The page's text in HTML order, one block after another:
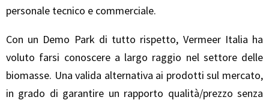
personale tecnico e commerciale.
Con un Demo Park di tutto rispetto, Vermeer Italia ha
voluto farsi conoscere a largo raggio nel settore delle
biomasse. Una valida alternativa ai prodotti sul mercato,
in grado di garantire un rapporto qualità/prezzo senza